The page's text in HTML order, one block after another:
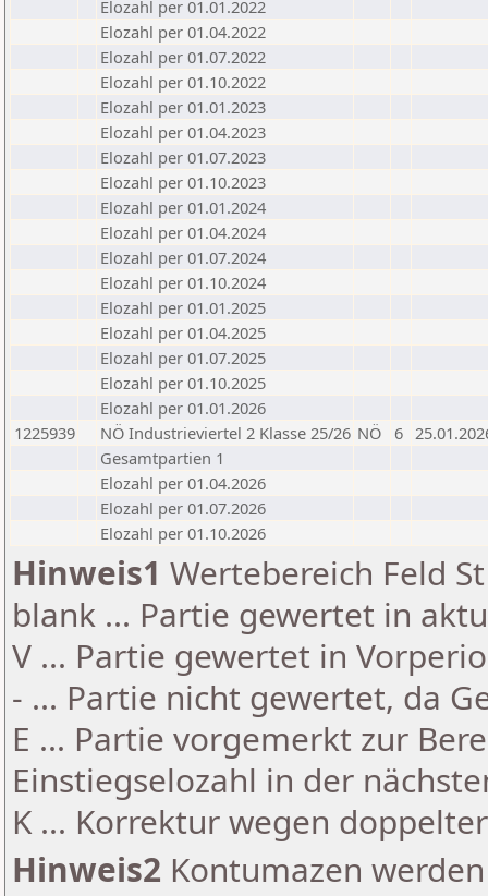
Elozahl per 01.01.2022
Elozahl per 01.04.2022
Elozahl per 01.07.2022
Elozahl per 01.10.2022
Elozahl per 01.01.2023
Elozahl per 01.04.2023
Elozahl per 01.07.2023
Elozahl per 01.10.2023
Elozahl per 01.01.2024
Elozahl per 01.04.2024
Elozahl per 01.07.2024
Elozahl per 01.10.2024
Elozahl per 01.01.2025
Elozahl per 01.04.2025
Elozahl per 01.07.2025
Elozahl per 01.10.2025
Elozahl per 01.01.2026
1225939
NÖ Industrieviertel 2 Klasse 25/26 NÖ 6
Gesamtpartien 1
Elozahl per 01.04.2026
Elozahl per 01.07.2026
Elozahl per 01.10.2026
Hinweis1 Wertebereich Feld
blank ... Partie gewertet in
V ... Partie gewertet in
- ... Partie nicht gewertet, da
E ... Partie vorgemerkt zur
Einstiegselozahl in der
K ... Korrektur wegen
Hinweis2 Kontumazen